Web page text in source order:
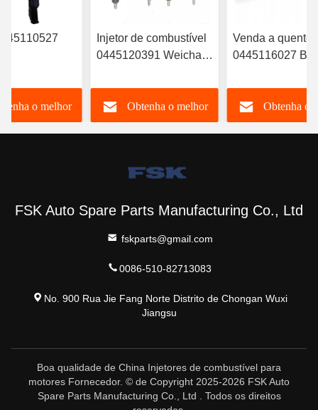
eletrônico
Injetor
comum
o melhor
Injetor de combustível
0445120391 Weichai
612630090055 FSKG
durávelObtenha o melhor
Venda a quente
0445116027
6420701287
Mercedes
A6420701287
Obtenha o
FSK Auto Spare Parts Manufacturing Co., Ltd
fskparts@gmail.com
0086-510-82713083
No. 900 Rua Jie Fang Norte Distrito de Chongan Wuxi
Jiangsu
Boa qualidade de China Injetores de combustível para
motores Fornecedor. © de Copyright 2025-2026 FSK Auto
Spare Parts Manufacturing Co., Ltd . Todos os direitos